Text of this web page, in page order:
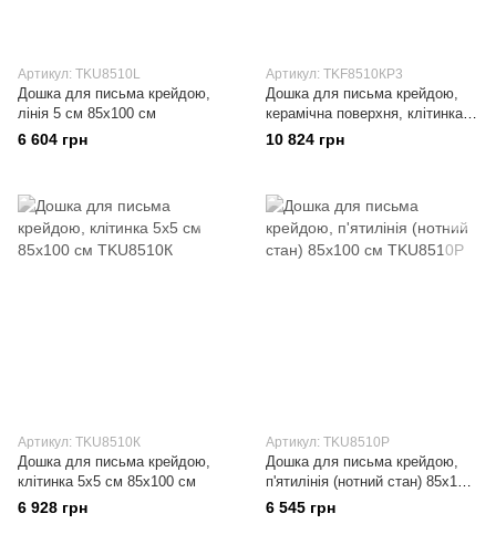
Артикул: TKU8510L
Дошка для письма крейдою,
лінія 5 см 85х100 см
6 604 грн
Артикул: TKF8510КP3
Дошка для письма крейдою,
керамічна поверхня, клітинка
5х5 см 85х100 см
10 824 грн
Артикул: TKU8510К
Дошка для письма крейдою,
клітинка 5х5 см 85х100 см
6 928 грн
Артикул: TKU8510Р
Дошка для письма крейдою,
п'ятилінія (нотний стан) 85х100
см
6 545 грн